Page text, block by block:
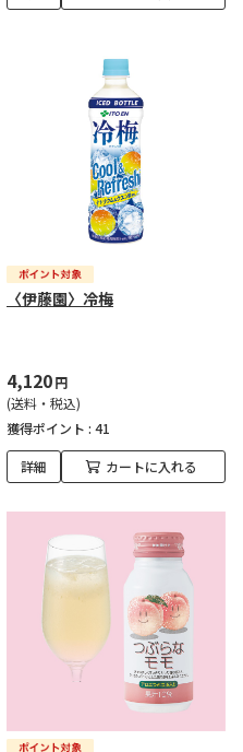
〈伊藤園〉冷梅
4,120円
(送料・税込)
獲得ポイント : 41
詳細 カートに入れる